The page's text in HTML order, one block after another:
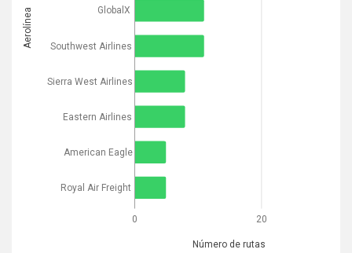
0 20
Número de rutas
GlobalX
Southwest Airlines
Sierra West Airlines
Eastern Airlines
American Eagle
Royal Air Freight
Aerolínea